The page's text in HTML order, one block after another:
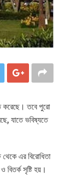
করেছে। তবে পুরো
যাতে ভবিষ্যতে
এর বিরোধিতা
সৃষ্টি হয়।